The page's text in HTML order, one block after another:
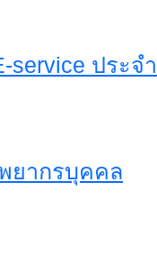
service ประจำ
ยากรบุคคล